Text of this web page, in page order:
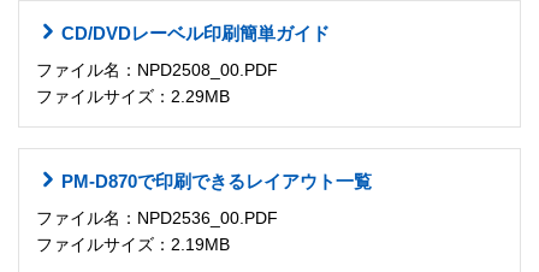
CD/DVDレーベル印刷簡単ガイド
ファイル名：NPD2508_00.PDF
ファイルサイズ：2.29MB
PM-D870で印刷できるレイアウト一覧
ファイル名：NPD2536_00.PDF
ファイルサイズ：2.19MB